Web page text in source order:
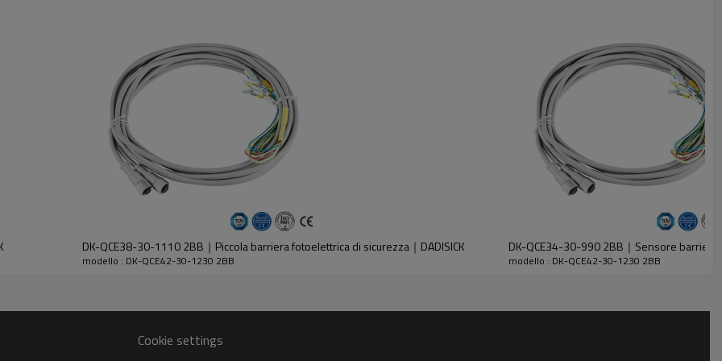
dell'emettitore e del ricevitore.
DK-QCE38-30-1110 2BB｜Piccola barriera fotoelettrica di sicurezza｜DADISICK
modello : DK-QCE42-30-1230 2BB
DK-QCE34-30-990 2BB｜Sensore barriera
modello : DK-QCE42-30-1230 2BB
Cookie settings